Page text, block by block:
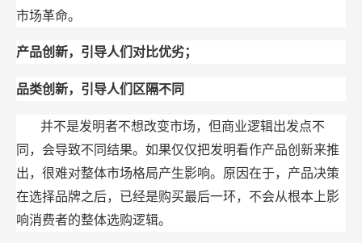
市场革命。
产品创新，引导人们对比优劣；
品类创新，引导人们区隔不同
并不是发明者不想改变市场，但商业逻辑出发点不
同，会导致不同结果。如果仅仅把发明看作产品创新来推
出，很难对整体市场格局产生影响。原因在于，产品决策
在选择品牌之后，已经是购买最后一环，不会从根本上影
响消费者的整体选购逻辑。